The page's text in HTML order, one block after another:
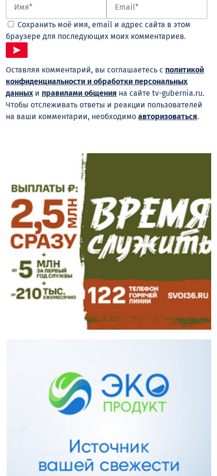
Сохранить моё имя, email и адрес сайта в этом
браузере для последующих моих комментариев.
Оставляя комментарий, вы соглашаетесь с политикой
конфиденциальности и обработки персональных
данныхи правилами общения на сайте tv-gubernia.ru.
Чтобы отслеживать ответы и реакции пользователей
на ваши комментарии, необходимо авторизоваться.